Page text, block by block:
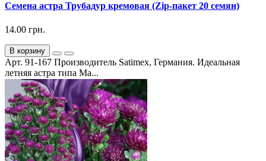
Семена астра Трубадур кремовая (Zip-пакет 20 семян)
14.00 грн.
В корзину
Арт. 91-167 Производитель Satimex, Германия. Идеальная
летняя астра типа Ма...